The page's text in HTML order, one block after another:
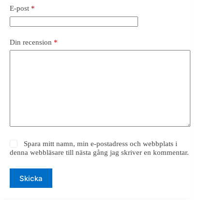
E-post *
Din recension *
Spara mitt namn, min e-postadress och webbplats i
denna webbläsare till nästa gång jag skriver en kommentar.
Skicka